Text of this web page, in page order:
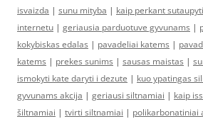
isvaizda | sunu mityba | kaip perkant sutaupyti
internetu | geriausia parduotuve gyvunams |
kokybiskas edalas | pavadeliai katems |
katems | prekes sunims | sausas maistas |
ismokyti kate daryti i dezute | kuo ypatingas
gyvunams akcija | geriausi siltnamiai | kaip
šiltnamiai | tvirti siltnamiai | polikarbonatiniai